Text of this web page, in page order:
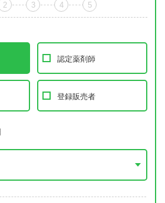
2 3 4 5
認定薬剤師
登録販売者